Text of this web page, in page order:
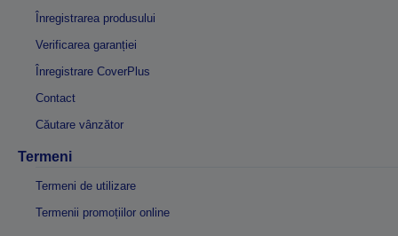
Înregistrarea produsului
Verificarea garanției
Înregistrare CoverPlus
Contact
Căutare vânzător
Termeni
Termeni de utilizare
Termenii promoțiilor online